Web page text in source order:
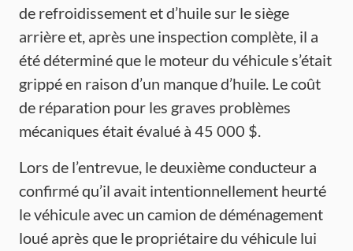
de refroidissement et d’huile sur le siège
arrière et, après une inspection complète, il a
été déterminé que le moteur du véhicule s’était
grippé en raison d’un manque d’huile. Le coût
de réparation pour les graves problèmes
mécaniques était évalué à 45 000 $.
Lors de l’entrevue, le deuxième conducteur a
confirmé qu’il avait intentionnellement heurté
le véhicule avec un camion de déménagement
loué après que le propriétaire du véhicule lui